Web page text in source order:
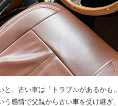
と、古い車は「トラブルがあるか
う感情で父親から古い車を受け継ぎ